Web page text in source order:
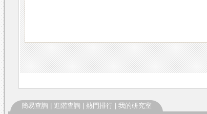
簡易查詢 進階查詢 熱門排行 我的研究室